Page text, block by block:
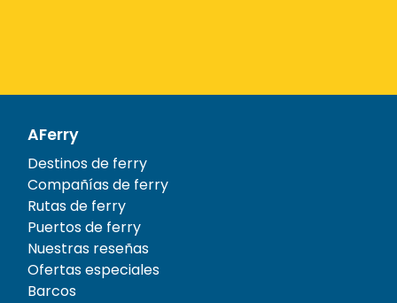
AFerry
Destinos de ferry
Compañías de ferry
Rutas de ferry
Puertos de ferry
Nuestras reseñas
Ofertas especiales
Barcos